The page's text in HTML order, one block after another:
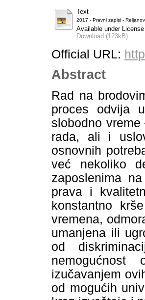
Text
2017 - Pravni zapisi -
Available under License
Download (123kB)
Official URL:
Abstract
Rad na
proces odvija
slobodno
rada, ali i
osnovnih
već nekoliko
zaposlenima
prava i
konstantno
vremena,
umanjena ili
od
izučavanjem
od mogućih